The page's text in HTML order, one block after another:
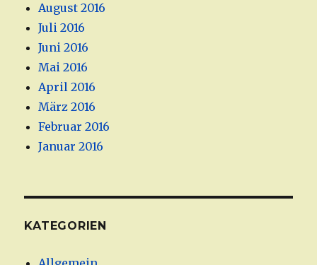
August 2016
Juli 2016
Juni 2016
Mai 2016
April 2016
März 2016
Februar 2016
Januar 2016
KATEGORIEN